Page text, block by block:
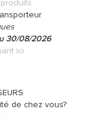
30/08/2026
ici
de chez vous?